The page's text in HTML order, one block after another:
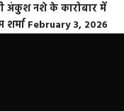
अंकुश नशे के कारोबार में
शर्मा February 3, 2026